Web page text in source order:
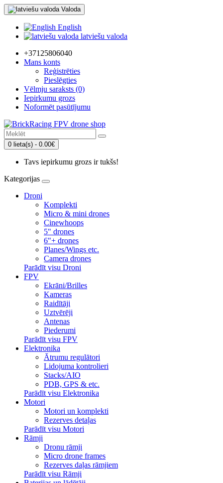
Valoda
English
latviešu valoda
+37125806040
Mans konts
Reģistrēties
Pieslēgties
Vēlmju saraksts (0)
Iepirkumu grozs
Noformēt pasūtījumu
0 lieta(s) - 0.00€
Tavs iepirkumu grozs ir tukšs!
Kategorijas
Droni
Komplekti
Micro & mini drones
Cinewhoops
5" drones
6"+ drones
Planes/Wings etc.
Camera drones
Parādīt visu Droni
FPV
Ekrāni/Brilles
Kameras
Raidītāji
Uztvērēji
Antenas
Piederumi
Parādīt visu FPV
Elektronika
Ātrumu regulātori
Lidojuma kontrolieri
Stacks/AIO
PDB, GPS & etc.
Parādīt visu Elektronika
Motori
Motori un komplekti
Rezerves detaļas
Parādīt visu Motori
Rāmji
Dronu rāmji
Micro drone frames
Rezerves daļas rāmjiem
Parādīt visu Rāmji